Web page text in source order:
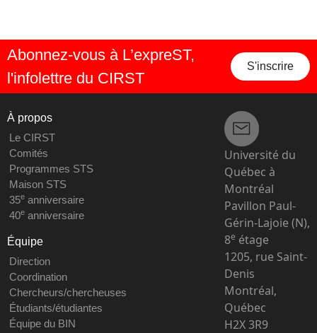
Abonnez-vous à L’expreST,
l'infolettre du CIRST
S'inscrire
À propos
Le CIRST
Comités
Programmes STS
Maison STS
35eanniversaire
40eanniversaire
Équipe
Direction
Coordination
Chercheurs/chercheuses
Étudiants/étudiantes
Équipe du BIN
Université du
Québec à
Montréal
Pavillon Paul-
Gérin-Lajoie (N),
8e étage
1205, rue Saint-
Denis
Montréal,
Québec
H2X 3R9